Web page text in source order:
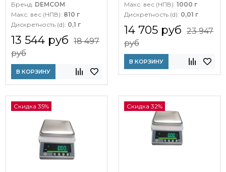
Бренд: DEMCOM
Макс. вес (НПВ): 810 г
Дискретность (d): 0,1 г
13 544 руб 18 497
руб
В КОРЗИНУ
Макс. вес (НПВ): 1000 г
Дискретность (d): 0,01 г
14 705 руб 23 947
руб
В КОРЗИНУ
Скидка 35% Скидка 32%